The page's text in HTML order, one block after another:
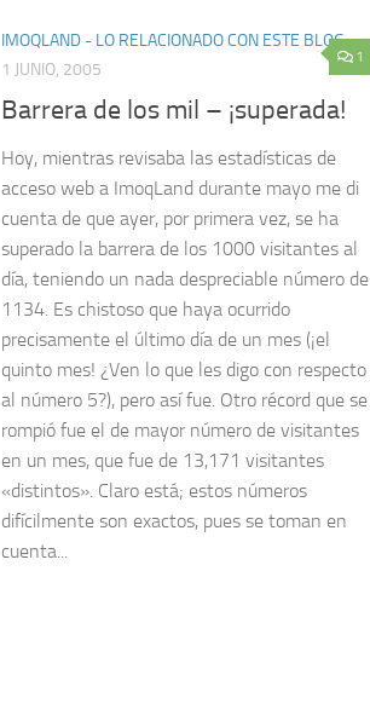
1
IMOQLAND - LO RELACIONADO CON ESTE BLOG
1 JUNIO, 2005
Barrera de los mil – ¡superada!
Hoy, mientras revisaba las estadísticas de
acceso web a ImoqLand durante mayo me di
cuenta de que ayer, por primera vez, se ha
superado la barrera de los 1000 visitantes al
día, teniendo un nada despreciable número de
1134. Es chistoso que haya ocurrido
precisamente el último día de un mes (¡el
quinto mes! ¿Ven lo que les digo con respecto
al número 5?), pero así fue. Otro récord que se
rompió fue el de mayor número de visitantes
en un mes, que fue de 13,171 visitantes
«distintos». Claro está; estos números
difícilmente son exactos, pues se toman en
cuenta...